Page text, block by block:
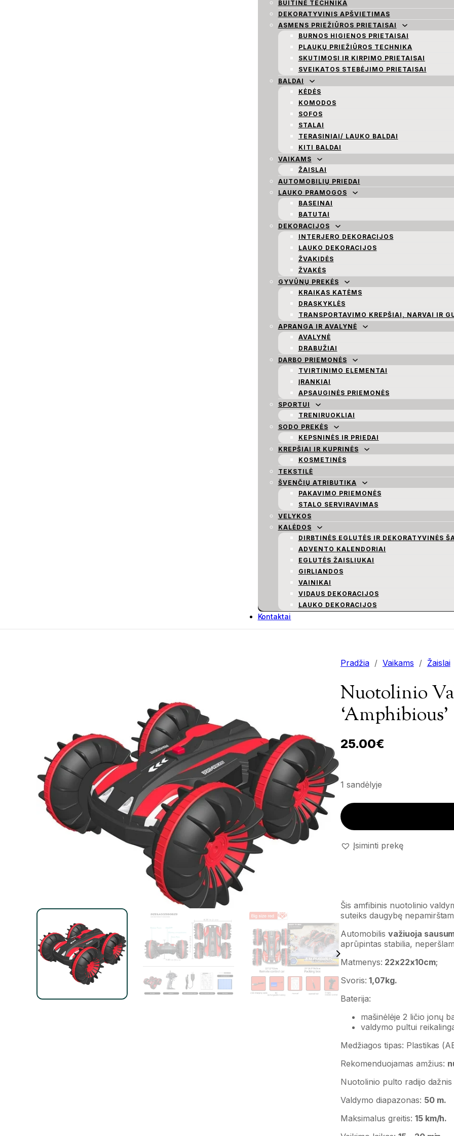
BUITINĖ TECHNIKA
DEKORATYVINIS APŠVIETIMAS
ASMENS PRIEŽIŪROS PRIETAISAI
BURNOS HIGIENOS PRIETAISAI
PLAUKŲ PRIEŽIŪROS TECHNIKA
SKUTIMOSI IR KIRPIMO PRIETAISAI
SVEIKATOS STEBĖJIMO PRIETAISAI
BALDAI
KĖDĖS
KOMODOS
SOFOS
STALAI
TERASINIAI/ LAUKO BALDAI
KITI BALDAI
VAIKAMS
ŽAISLAI
AUTOMOBILIŲ PRIEDAI
LAUKO PRAMOGOS
BASEINAI
BATUTAI
DEKORACIJOS
INTERJERO DEKORACIJOS
LAUKO DEKORACIJOS
ŽVAKIDĖS
ŽVAKĖS
GYVŪNŲ PREKĖS
KRAIKAS KATĖMS
DRASKYKLĖS
TRANSPORTAVIMO KREPŠIAI, NARVAI IR
APRANGA IR AVALYNĖ
AVALYNĖ
DRABUŽIAI
DARBO PRIEMONĖS
TVIRTINIMO ELEMENTAI
ĮRANKIAI
APSAUGINĖS PRIEMONĖS
SPORTUI
TRENIRUOKLIAI
SODO PREKĖS
KEPSNINĖS IR PRIEDAI
KREPŠIAI IR KUPRINĖS
KOSMETINĖS
TEKSTILĖ
ŠVENČIŲ ATRIBUTIKA
PAKAVIMO PRIEMONĖS
STALO SERVIRAVIMAS
VELYKOS
KALĖDOS
DIRBTINĖS EGLUTĖS IR DEKORATYVINĖS
ADVENTO KALENDORIAI
EGLUTĖS ŽAISLIUKAI
GIRLIANDOS
VAINIKAI
VIDAUS DEKORACIJOS
LAUKO DEKORACIJOS
Kontaktai
Pradžia / Vaikams / Žaislai
Nuotolinio
‘Amphibious’
25.00€
1 sandėlyje
Nuotolinio valdymo mašina
Įsiminti prekę
Šis amfibinis nuotolinio
suteiks daugybę
Automobilis važiuoja
aprūpintas stabilia,
Matmenys: 22x22x10cm;
Svoris: 1,07kg.
Baterija:
mašinėlėje 2 ličio jonų
valdymo pultui
Medžiagos tipas: Plastikas
Rekomenduojamas amžius:
Nuotolinio pulto radijo
Valdymo diapazonas: 50 m.
Maksimalus greitis: 15 km/h.